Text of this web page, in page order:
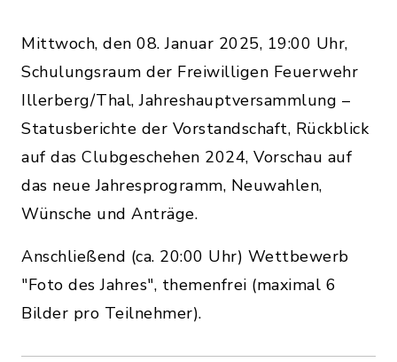
Mittwoch, den 08. Januar 2025, 19:00 Uhr,
Schulungsraum der Freiwilligen Feuerwehr
Illerberg/Thal, Jahreshauptversammlung –
Statusberichte der Vorstandschaft, Rückblick
auf das Clubgeschehen 2024, Vorschau auf
das neue Jahresprogramm, Neuwahlen,
Wünsche und Anträge.
Anschließend (ca. 20:00 Uhr) Wettbewerb
"Foto des Jahres", themenfrei (maximal 6
Bilder pro Teilnehmer).